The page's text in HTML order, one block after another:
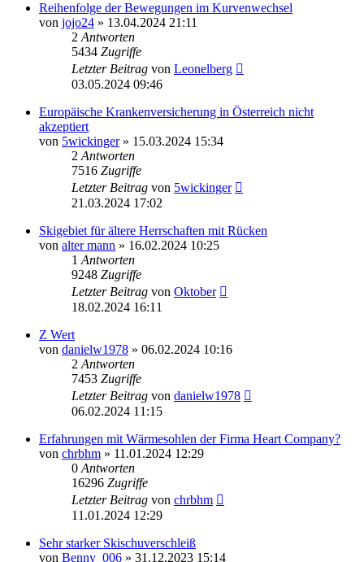
Reihenfolge der Bewegungen im Kurvenwechsel
von jojo24 » 13.04.2024 21:11
2 Antworten
5434 Zugriffe
Letzter Beitrag von Leonelberg
03.05.2024 09:46
Europäische Krankenversicherung in Österreich nicht
akzeptiert
von 5wickinger» 15.03.2024 15:34
2 Antworten
7516 Zugriffe
Letzter Beitrag von 5wickinger
21.03.2024 17:02
Skigebiet für ältere Herrschaften mit Rücken
von alter mann » 16.02.2024 10:25
1 Antworten
9248 Zugriffe
Letzter Beitrag von Oktober
18.02.2024 16:11
Z Wert
von danielw1978 » 06.02.2024 10:16
2 Antworten
7453 Zugriffe
Letzter Beitrag von danielw1978
06.02.2024 11:15
Erfahrungen mit Wärmesohlen der Firma Heart Company?
von chrbhm » 11.01.2024 12:29
0 Antworten
16296 Zugriffe
Letzter Beitrag von chrbhm
11.01.2024 12:29
Sehr starker Skischuverschleiß
von Benny_006 » 31.12.2023 15:14